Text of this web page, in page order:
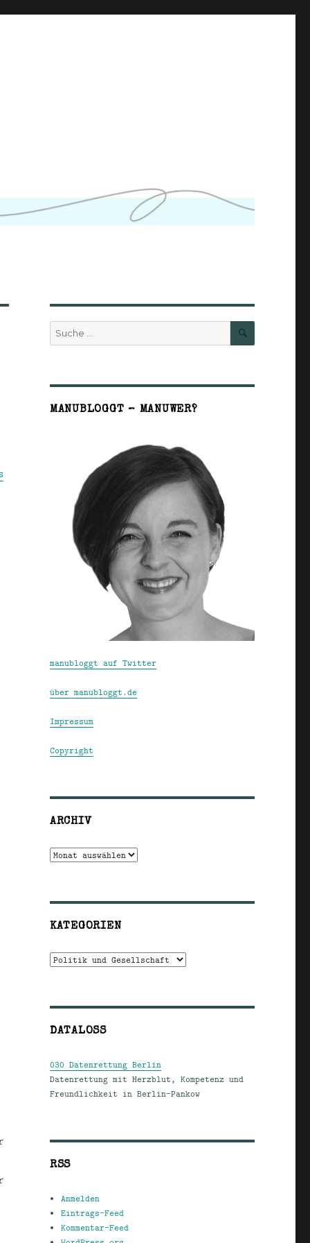
Suche
nach:
SUCHE
MANUBLOGGT – MANUWER?
manubloggt auf Twitter
über manubloggt.de
Impressum
Copyright
ARCHIV
Archiv
KATEGORIEN
Kategorien
DATALOSS
030 Datenrettung Berlin
Datenrettung mit Herzblut, Kompetenz und
Freundlichkeit in Berlin-Pankow
RSS
Anmelden
Eintrags-Feed
Kommentar-Feed